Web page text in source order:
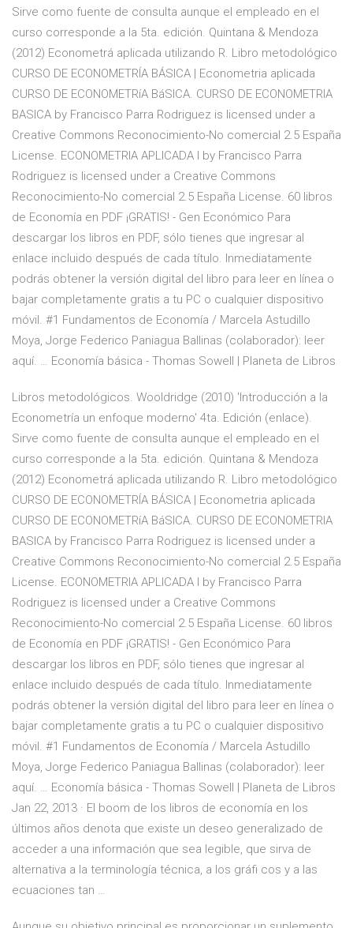
Sirve como fuente de consulta aunque el empleado en el
curso corresponde a la 5ta. edición. Quintana & Mendoza
(2012) Econometrá aplicada utilizando R. Libro metodológico
CURSO DE ECONOMETRÍA BÁSICA | Econometria aplicada
CURSO DE ECONOMETRíA BáSICA. CURSO DE ECONOMETRIA
BASICA by Francisco Parra Rodriguez is licensed under a
Creative Commons Reconocimiento-No comercial 2.5 España
License. ECONOMETRIA APLICADA I by Francisco Parra
Rodriguez is licensed under a Creative Commons
Reconocimiento-No comercial 2.5 España License. 60 libros
de Economía en PDF ¡GRATIS! - Gen Económico Para
descargar los libros en PDF, sólo tienes que ingresar al
enlace incluido después de cada título. Inmediatamente
podrás obtener la versión digital del libro para leer en línea o
bajar completamente gratis a tu PC o cualquier dispositivo
móvil. #1 Fundamentos de Economía / Marcela Astudillo
Moya, Jorge Federico Paniagua Ballinas (colaborador): leer
aquí. … Economía básica - Thomas Sowell | Planeta de Libros
Libros metodológicos. Wooldridge (2010) 'Introducción a la
Econometría un enfoque moderno' 4ta. Edición (enlace).
Sirve como fuente de consulta aunque el empleado en el
curso corresponde a la 5ta. edición. Quintana & Mendoza
(2012) Econometrá aplicada utilizando R. Libro metodológico
CURSO DE ECONOMETRÍA BÁSICA | Econometria aplicada
CURSO DE ECONOMETRíA BáSICA. CURSO DE ECONOMETRIA
BASICA by Francisco Parra Rodriguez is licensed under a
Creative Commons Reconocimiento-No comercial 2.5 España
License. ECONOMETRIA APLICADA I by Francisco Parra
Rodriguez is licensed under a Creative Commons
Reconocimiento-No comercial 2.5 España License. 60 libros
de Economía en PDF ¡GRATIS! - Gen Económico Para
descargar los libros en PDF, sólo tienes que ingresar al
enlace incluido después de cada título. Inmediatamente
podrás obtener la versión digital del libro para leer en línea o
bajar completamente gratis a tu PC o cualquier dispositivo
móvil. #1 Fundamentos de Economía / Marcela Astudillo
Moya, Jorge Federico Paniagua Ballinas (colaborador): leer
aquí. … Economía básica - Thomas Sowell | Planeta de Libros
Jan 22, 2013 · El boom de los libros de economía en los
últimos años denota que existe un deseo generalizado de
acceder a una información que sea legible, que sirva de
alternativa a la terminología técnica, a los gráfi cos y a las
ecuaciones tan …